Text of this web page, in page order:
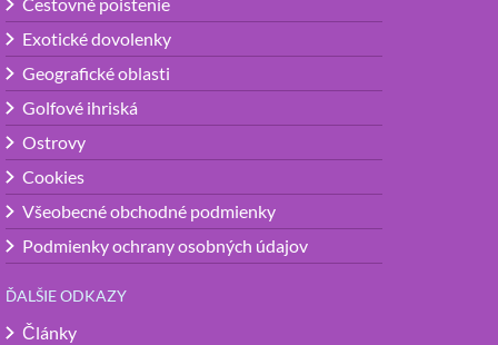
Exotické dovolenky
Geografické oblasti
Golfové ihriská
Ostrovy
Cookies
Všeobecné obchodné podmienky
Podmienky ochrany osobných údajov
ĎALŠIE ODKAZY
Články